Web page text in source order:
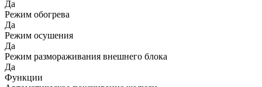
Да
Режим обогрева
Да
Режим осушения
Да
Режим размораживания внешнего блока
Да
Функции